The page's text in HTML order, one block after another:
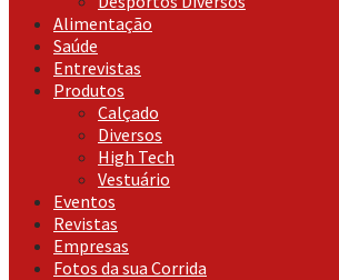
Alimentação
Saúde
Entrevistas
Produtos
Calçado
Diversos
High Tech
Vestuário
Eventos
Revistas
Empresas
Fotos da sua Corrida